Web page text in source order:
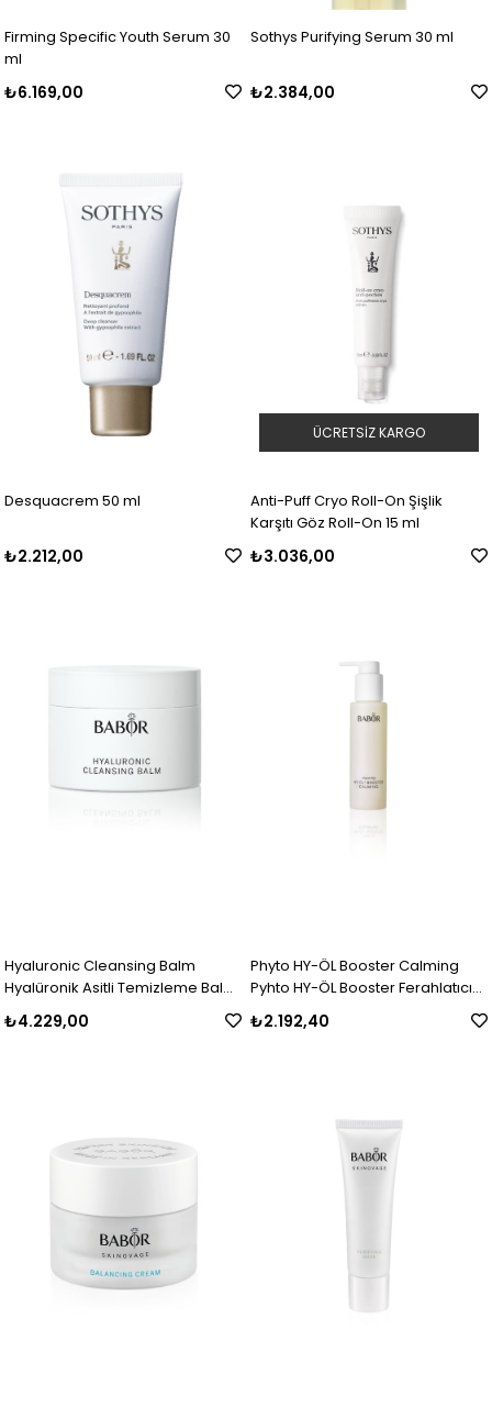
Firming Specific Youth Serum 30
ml
₺6.169,00
Sothys Purifying Serum 30 ml
₺2.384,00
Desquacrem 50 ml
₺2.212,00
Anti-Puff Cryo Roll-On Şişlik
Karşıtı Göz Roll-On 15 ml
₺3.036,00
ÜCRETSIZ KARGO
Hyaluronic Cleansing Balm
Hyalüronik Asitli Temizleme Balmı
₺4.229,00
Phyto HY-ÖL Booster Calming
Pyhto HY-ÖL Booster Ferahlatıcı
₺2.192,40